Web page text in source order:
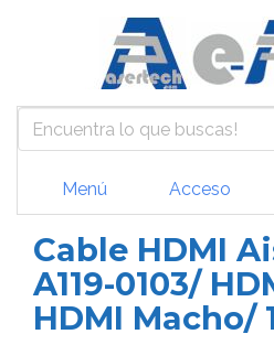
Menú Acceso
Cable HDMI
A119-0103/
HDMI Macho/